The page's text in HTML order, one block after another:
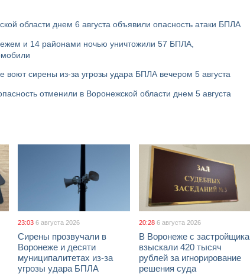
области днем 6 августа объявили опасность атаки БПЛА
и 14 районами ночью уничтожили 57 БПЛА,
воют сирены из-за угрозы удара БПЛА вечером 5 августа
отменили в Воронежской области днем 5 августа
23:03 6 августа 2026
Сирены прозвучали в
Воронеже и десяти
муниципалитетах из-за
угрозы удара БПЛА
20:28 6 августа 2026
В Воронеже с застройщика
взыскали 420 тысяч
рублей за игнорирование
решения суда